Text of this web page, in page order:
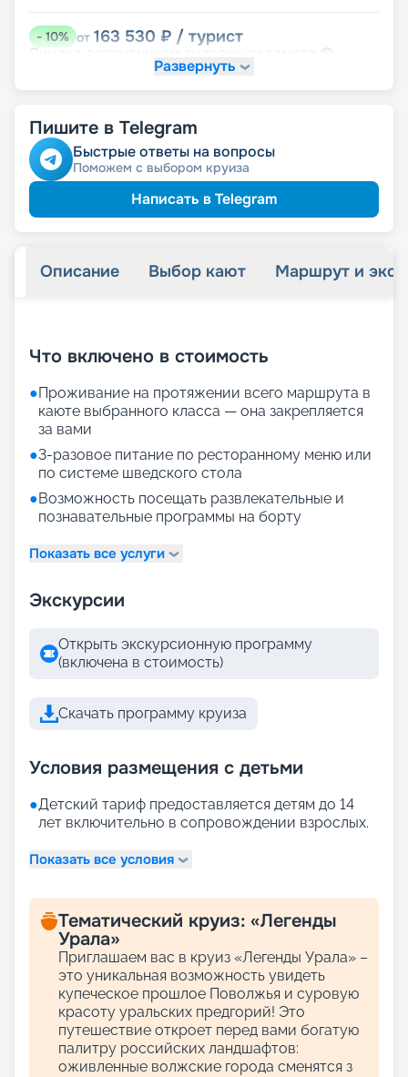
-10% от 163 530 ₽ / турист
Скидка сотрудникам силовых
Скидка многодетнымсемьям
действий и членам их
Развернуть
Пишите в Telegram
Быстрые ответы на вопросы
Поможем с выбором круиза
Написать в Telegram
Описание Выбор кают Маршрут и
Что включено в стоимость
●Проживание на протяжении всего маршрута в
каюте выбранного класса — она закрепляется
за вами
●3-разовое питание по ресторанному меню или
по системе шведского стола
●Возможность посещать развлекательные и
познавательные программы на борту
Показать все услуги
Экскурсии
Открыть экскурсионную программу
(включена в стоимость)
Скачать программу круиза
Условия размещения с детьми
●Детский тариф предоставляется детям до 14
лет включительно в сопровождении взрослых.
Показать все условия
Тематический круиз: «Легенды
Урала»
Приглашаем вас в круиз «Легенды Урала» –
это уникальная возможность увидеть
купеческое прошлое Поволжья и суровую
красоту уральских предгорий! Это
путешествие откроет перед вами богатую
палитру российских ландшафтов:
оживленные волжские города сменятся з